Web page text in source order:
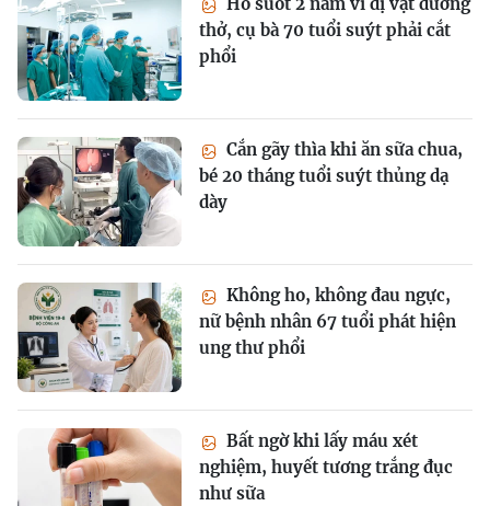
Ho suốt 2 năm vì dị vật đường
thở, cụ bà 70 tuổi suýt phải cắt
phổi
Cắn gãy thìa khi ăn sữa chua,
bé 20 tháng tuổi suýt thủng dạ
dày
Không ho, không đau ngực,
nữ bệnh nhân 67 tuổi phát hiện
ung thư phổi
Bất ngờ khi lấy máu xét
nghiệm, huyết tương trắng đục
như sữa